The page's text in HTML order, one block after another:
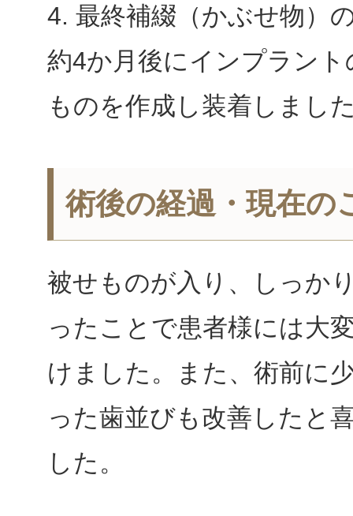
4. 最終補綴（かぶせ物）
約4か月後にインプラン
ものを作成し装着しまし
術後の経過・現在の
被せものが入り、しっか
ったことで患者様には大
けました。また、術前に
った歯並びも改善したと
した。